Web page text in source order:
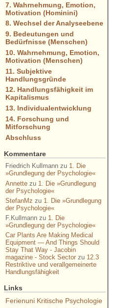
7. Wahrnehmung, Emotion,
Motivation (Hominini)
8. Wechsel der Analyseebene
9. Bedeutungen und
Bedürfnisse (Menschen)
10. Wahrnehmung, Emotion,
Motivation (Menschen)
11. Subjektive
Handlungsgründe
12. Handlungsfähigkeit im
Kapitalismus
13. Individualentwicklung
14. Forschung und
Mitforschung
Abschluss
Kommentare
Friedrich Kullmannzu 1. Die
»Grundlegung der Psychologie«
Annettezu 1. Die »Grundlegung
der Psychologie«
StefanMz zu 1. Die »Grundlegung
der Psychologie«
F.Kullmannzu 1. Die
»Grundlegung der Psychologie«
Car Plants Are Making Medical
Equipment — And Things Should
Stay That Way - Jacobin
magazine - Stock Sectorzu 12.3
Restriktive und verallgemeinerte
Handlungsfähigkeit
Links
Ferienuni Kritische Psychologie